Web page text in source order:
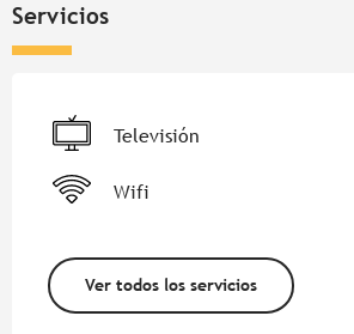
Servicios
Televisión
Wifi
Ver todos los servicios